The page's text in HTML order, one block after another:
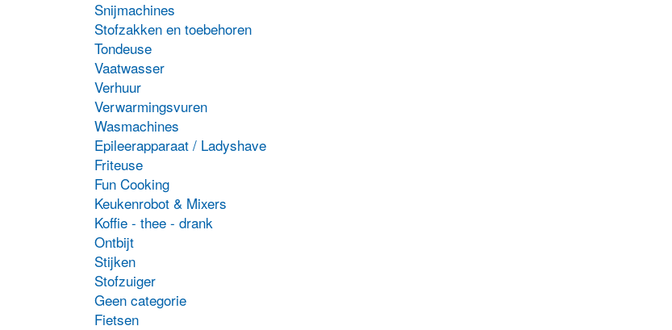
Snijmachines
Stofzakken en toebehoren
Tondeuse
Vaatwasser
Verhuur
Verwarmingsvuren
Wasmachines
Epileerapparaat / Ladyshave
Friteuse
Fun Cooking
Keukenrobot & Mixers
Koffie - thee - drank
Ontbijt
Stijken
Stofzuiger
Geen categorie
Fietsen